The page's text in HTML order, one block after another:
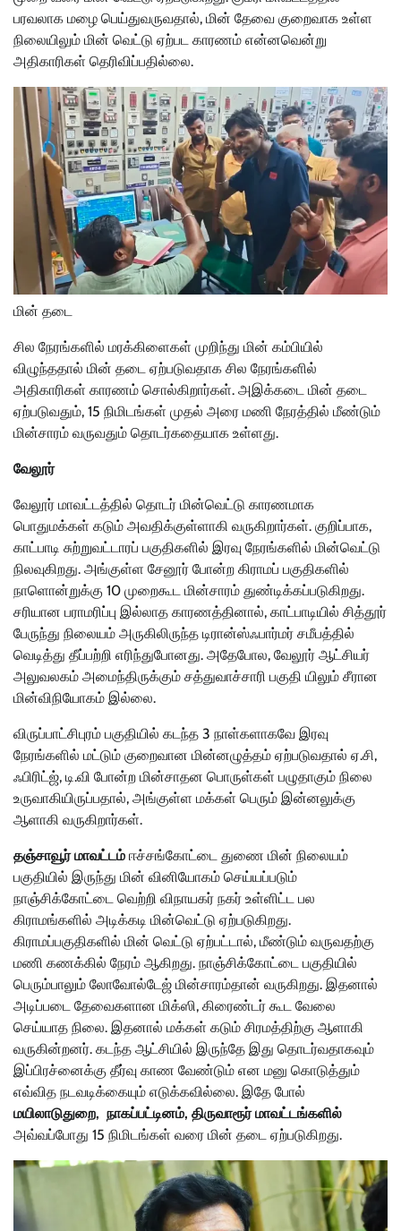
பரவலாக மழை பெய்துவருவதால், மின் தேவை குறைவாக உள்ள
நிலையிலும் மின் வெட்டு ஏற்பட காரணம் என்னவென்று
அதிகாரிகள் தெரிவிப்பதில்லை.
மின் தடை
சில நேரங்களில் மரக்கிளைகள் முறிந்து மின் கம்பியில்
விழுந்ததால் மின் தடை ஏற்படுவதாக சில நேரங்களில்
அதிகாரிகள் காரணம் சொல்கிறார்கள். அஇக்கடை மின் தடை
ஏற்படுவதும், 15 நிமிடங்கள் முதல் அரை மணி நேரத்தில் மீண்டும்
மின்சாரம் வருவதும் தொடர்கதையாக உள்ளது.
வேலூர்
வேலூர் மாவட்டத்தில் தொடர் மின்வெட்டு காரணமாக
பொதுமக்கள் கடும் அவதிக்குள்ளாகி வருகிறார்கள். குறிப்பாக,
காட்பாடி சுற்றுவட்டாரப் பகுதிகளில் இரவு நேரங்களில் மின்வெட்டு
நிலவுகிறது. அங்குள்ள சேனூர் போன்ற கிராமப் பகுதிகளில்
நாளொன்றுக்கு 10 முறைகூட மின்சாரம் துண்டிக்கப்படுகிறது.
சரியான பராமரிப்பு இல்லாத காரணத்தினால், காட்பாடியில் சித்தூர்
பேருந்து நிலையம் அருகிலிருந்த டிரான்ஸ்ஃபார்மர் சமீபத்தில்
வெடித்து தீப்பற்றி எரிந்துபோனது. அதேபோல, வேலூர் ஆட்சியர்
அலுவலகம் அமைந்திருக்கும் சத்துவாச்சாரி பகுதி யிலும் சீரான
மின்விநியோகம் இல்லை.
விருப்பாட்சிபுரம் பகுதியில் கடந்த 3 நாள்களாகவே இரவு
நேரங்களில் மட்டும் குறைவான மின்னழுத்தம் ஏற்படுவதால் ஏ.சி,
ஃபிரிட்ஜ், டி.வி போன்ற மின்சாதன பொருள்கள் பழுதாகும் நிலை
உருவாகியிருப்பதால், அங்குள்ள மக்கள் பெரும் இன்னலுக்கு
ஆளாகி வருகிறார்கள்.
தஞ்சாவூர் மாவட்டம் ஈச்சங்கோட்டை துணை மின் நிலையம்
பகுதியில் இருந்து மின் வினியோகம் செய்யப்படும்
நாஞ்சிக்கோட்டை வெற்றி விநாயகர் நகர் உள்ளிட்ட பல
கிராமங்களில் அடிக்கடி மின்வெட்டு ஏற்படுகிறது.
கிராமப்பகுதிகளில் மின் வெட்டு ஏற்பட்டால், மீண்டும் வருவதற்கு
மணி கணக்கில் நேரம் ஆகிறது. நாஞ்சிக்கோட்டை பகுதியில்
பெரும்பாலும் லோவோல்டேஜ் மின்சாரம்தான் வருகிறது. இதனால்
அடிப்படை தேவைகளான மிக்ஸி, கிரைண்டர் கூட வேலை
செய்யாத நிலை. இதனால் மக்கள் கடும் சிரமத்திற்கு ஆளாகி
வருகின்றனர். கடந்த ஆட்சியில் இருந்தே இது தொடர்வதாகவும்
இப்பிரச்னைக்கு தீர்வு காண வேண்டும் என மனு கொடுத்தும்
எவ்வித நடவடிக்கையும் எடுக்கவில்லை. இதே போல்
மயிலாடுதுறை, நாகப்பட்டினம், திருவாரூர் மாவட்டங்களில்
அவ்வப்போது 15 நிமிடங்கள் வரை மின் தடை ஏற்படுகிறது.